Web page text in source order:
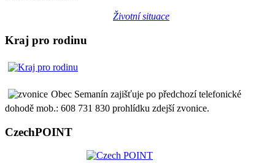
Životní situace
Kraj pro rodinu
Obec Semanín zajišťuje po předchozí telefonické
dohodě mob.: 608 731 830 prohlídku zdejší zvonice.
CzechPOINT